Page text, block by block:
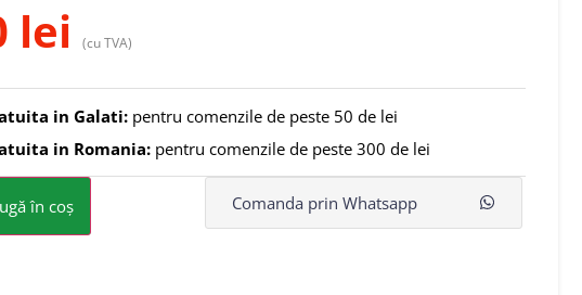
lei (cu TVA)
in Galati: pentru comenzile de peste 50 de lei
in Romania: pentru comenzile de peste 300 de lei
în coș Comanda prin Whatsapp